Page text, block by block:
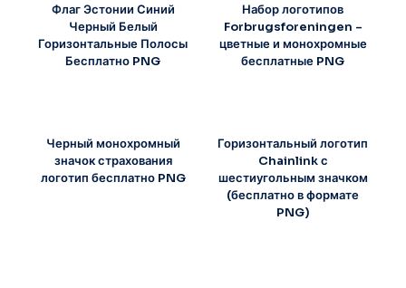
Флаг Эстонии Синий
Черный Белый
Горизонтальные Полосы
Бесплатно PNG
Набор логотипов
Forbrugsforeningen –
цветные и монохромные
бесплатные PNG
Черный монохромный
значок страхования
логотип бесплатно PNG
Горизонтальный логотип
Chainlink с
шестиугольным значком
(бесплатно в формате
PNG)